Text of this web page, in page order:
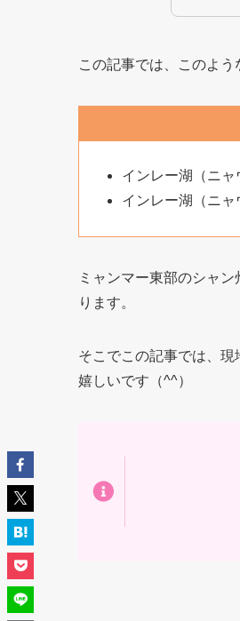
この記事では、このよう
インレー湖（ニ
インレー湖（ニ
ミャンマー東部のシャ
ります。
そこでこの記事では、
嬉しいです（^^）